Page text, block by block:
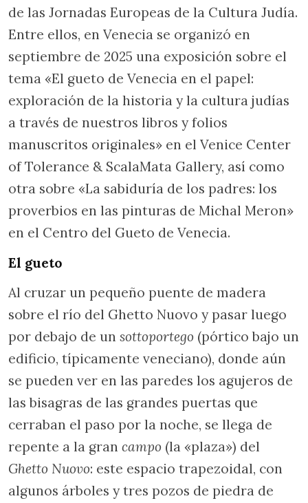
de las Jornadas Europeas de la Cultura Judía.
Entre ellos, en Venecia se organizó en
septiembre de 2025 una exposición sobre el
tema «El gueto de Venecia en el papel:
exploración de la historia y la cultura judías
a través de nuestros libros y folios
manuscritos originales» en el Venice Center
of Tolerance & ScalaMata Gallery, así como
otra sobre «La sabiduría de los padres: los
proverbios en las pinturas de Michal Meron»
en el Centro del Gueto de Venecia.
El gueto
Al cruzar un pequeño puente de madera
sobre el río del Ghetto Nuovo y pasar luego
por debajo de un sottoportego (pórtico bajo un
edificio, típicamente veneciano), donde aún
se pueden ver en las paredes los agujeros de
las bisagras de las grandes puertas que
cerraban el paso por la noche, se llega de
repente a la gran campo (la «plaza») del
Ghetto Nuovo: este espacio trapezoidal, con
algunos árboles y tres pozos de piedra de